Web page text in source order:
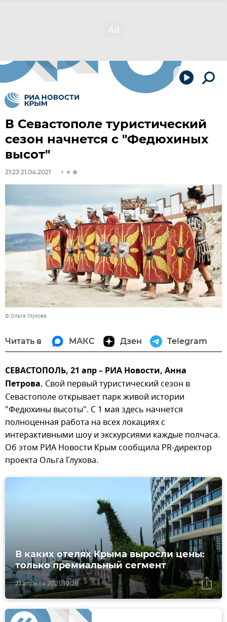
В Севастополе туристический
сезон начнется с "Федюхиных
высот"
21:23 21.04.2021
© Ольга Глухова
Читать в МАКС Дзен Telegram
СЕВАСТОПОЛЬ, 21 апр – РИА Новости, Анна
Петрова. Свой первый туристический сезон в
Севастополе открывает парк живой истории
"Федюхины высоты". С 1 мая здесь начнется
полноценная работа на всех локациях с
интерактивными шоу и экскурсиями каждые полчаса.
Об этом РИА Новости Крым сообщила PR-директор
проекта Ольга Глухова.
21 апреля 2021, 10:28
В каких отелях Крыма выросли цены:
только премиальный сегмент